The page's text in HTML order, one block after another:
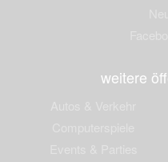
weitere